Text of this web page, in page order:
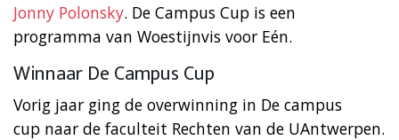
Jonny Polonsky. De Campus Cup is een
programma van Woestijnvis voor Eén.
Winnaar De Campus Cup
Vorig jaar ging de overwinning in De campus
cup naar de faculteit Rechten van de UAntwerpen.